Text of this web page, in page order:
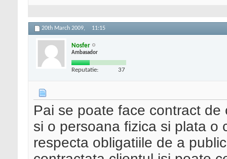
20th March 2009, 11:15
Nosfer
Ambasador
Reputatie: 37
Pai se poate face contract
si o persoana fizica si plata o
respecta obligatiile de a